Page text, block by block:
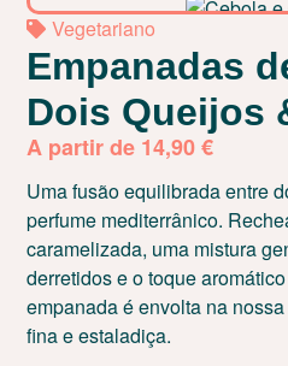
Vegetariano
Empanadas
Dois Queijos
A partir de 14,90€
Uma fusão equilibrada entre
perfume mediterrânico.
caramelizada, uma mistura
derretidos e o toque
empanada é envolta na
fina e estaladiça.